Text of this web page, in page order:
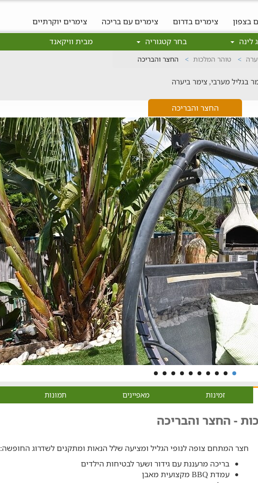
בצפון צימרים בדרום צימרים עם בריכה
צימרים יוקרתיים
לינה בחר קטגוריה מבית וויקאנד
טוהר המלכות החצר והבריכה
בגליל מערבי, צימר ביערה
החצר והבריכה
זמינות מאפיינים תמונות
- החצר והבריכה
חצר המתחם צופה לנופי הגליל ומציעה שלל הנאות ומתקנים לשדרוג החופשה:
בריכה מרעננת עם גידור ושער לבטיחות הילדים
עמדת BBQ מקצועית מאבן